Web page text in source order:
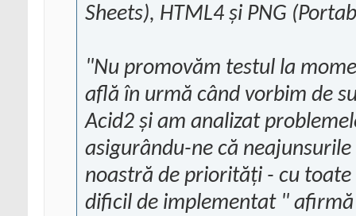
Sheets), HTML4 și PNG
"Nu promovăm testul la
află în urmă când vorbim de
Acid2 și am analizat
asigurându-ne că
noastră de priorități - cu
dificil de implementat "